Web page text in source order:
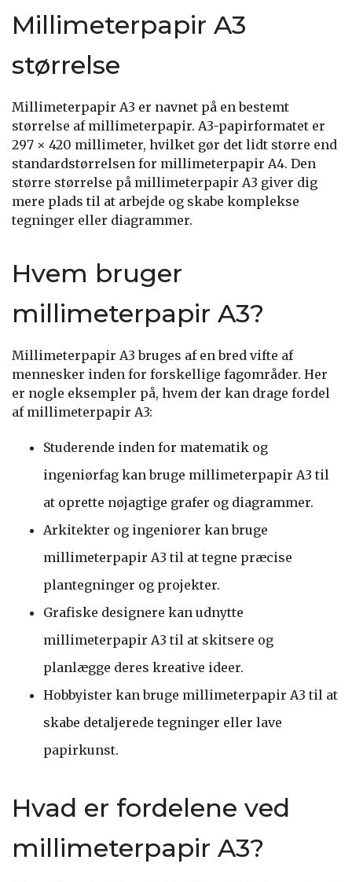
Millimeterpapir A3
størrelse
Millimeterpapir A3 er navnet på en bestemt
størrelse af millimeterpapir. A3-papirformatet er
297 × 420 millimeter, hvilket gør det lidt større end
standardstørrelsen for millimeterpapir A4. Den
større størrelse på millimeterpapir A3 giver dig
mere plads til at arbejde og skabe komplekse
tegninger eller diagrammer.
Hvem bruger
millimeterpapir A3?
Millimeterpapir A3 bruges af en bred vifte af
mennesker inden for forskellige fagområder. Her
er nogle eksempler på, hvem der kan drage fordel
af millimeterpapir A3:
Studerende inden for matematik og
ingeniørfag kan bruge millimeterpapir A3 til
at oprette nøjagtige grafer og diagrammer.
Arkitekter og ingeniører kan bruge
millimeterpapir A3 til at tegne præcise
plantegninger og projekter.
Grafiske designere kan udnytte
millimeterpapir A3 til at skitsere og
planlægge deres kreative ideer.
Hobbyister kan bruge millimeterpapir A3 til at
skabe detaljerede tegninger eller lave
papirkunst.
Hvad er fordelene ved
millimeterpapir A3?